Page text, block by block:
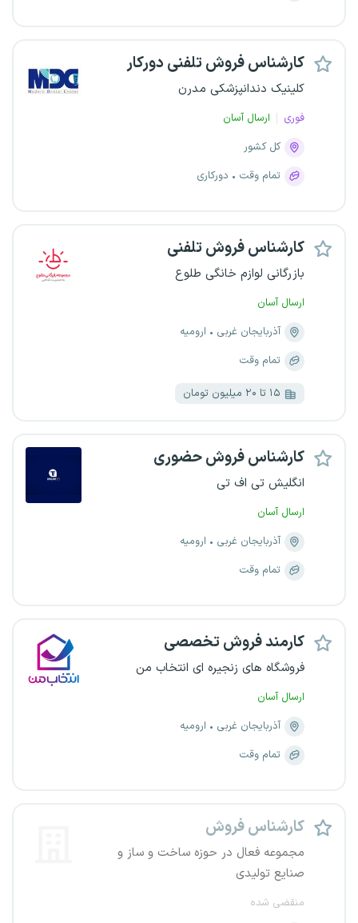
کارشناس فروش تلفنی دورکار
کلینیک دندانپزشکی مدرن
فوری
ارسال آسان
کل کشور
تمام وقت
دورکاری
کارشناس فروش تلفنی
بازرگانی لوازم خانگی طلوع
ارسال آسان
آذربایجان غربی
ارومیه
تمام وقت
۱۵ تا ۲۰ میلیون تومان
کارشناس فروش حضوری
انگلیش تی اف تی
ارسال آسان
آذربایجان غربی
ارومیه
تمام وقت
کارمند فروش تخصصی
فروشگاه های زنجیره ای انتخاب من
ارسال آسان
آذربایجان غربی
ارومیه
تمام وقت
کارشناس فروش
مجموعه فعال در حوزه ساخت و ساز و
صنایع تولیدی
منقضی شده